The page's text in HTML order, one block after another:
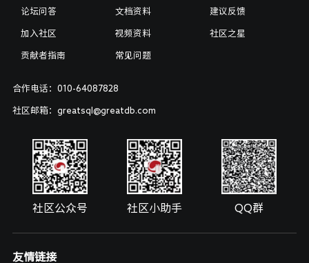
论坛问答
加入社区
贡献者指南
文档资料
视频资料
常见问题
建议反馈
社区之星
合作电话：010-64087828
社区邮箱：greatsql@greatdb.com
社区公众号 社区小助手 QQ群
友情链接